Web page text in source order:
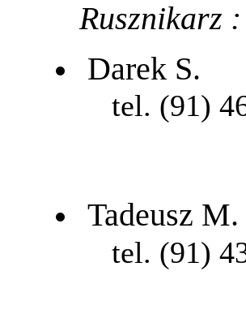
Rusznikarz :
Darek S.
tel. (91)
Tadeusz M.
tel. (91)